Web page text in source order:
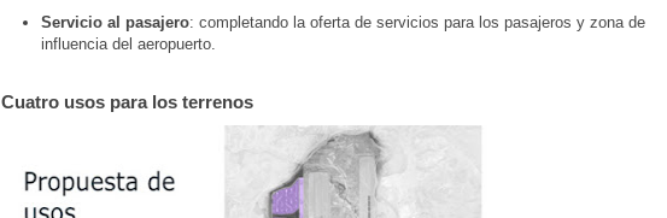
Servicio al pasajero: completando la oferta de servicios para los pasajeros y zona de
influencia del aeropuerto.
Cuatro usos para los terrenos